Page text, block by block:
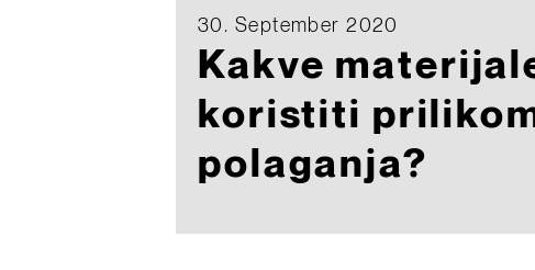
30. September 2020
Kakve
koristiti
polaganja?